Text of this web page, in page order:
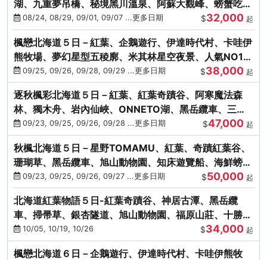
湖、九重夢吊橋、秘境黑川溫泉、阿蘇大觀峰、螃蟹吃到
飽08/24, 08/29, 09/01, 09/07 ...更多日期 $32,000 起
楓戀北海道５日－紅葉、企鵝遊行、伊達時代村、卡哇伊
熊牧場、夢幻星型五稜廓、米其林星空夜景、人氣NO1小
丑漢堡、洞爺花火
09/25, 09/26, 09/28, 09/29 ...更多日期 $38,000 起
逐秋楓彩北海道５日－紅葉、紅葉奇蹟谷、阿寒魔法森
林、獨木舟、岩內仙峽、ONNETO湖、黑岳纜車、三國
峠、豐平峽、螃蟹溫泉
09/23, 09/25, 09/26, 09/28 ...更多日期 $47,000 起
秋楓北海道５日－星野TOMAMU、紅葉、奇蹟紅葉谷、
珊瑚草、黑岳纜車、旭山動物園、知床遊覽船、海鮮螃蟹
和牛吃到飽
09/23, 09/25, 09/26, 09/27 ...更多日期 $50,000 起
北海道紅葉物語５日-紅葉奇蹟谷、神居古潭、黑岳纜
車、掃帚草、銀杏隧道、旭山動物園、福原山莊、十勝牧
場、冰的美術館
10/05, 10/19, 10/26 $34,000 起
楓戀北海道６日－企鵝遊行、伊達時代村、卡哇伊熊牧